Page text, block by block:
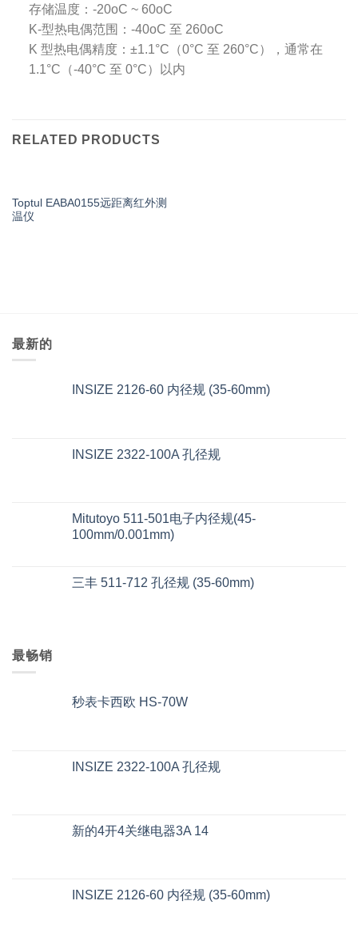
存储温度：-20oC ~ 60oC
K-型热电偶范围：-40oC 至 260oC
K 型热电偶精度：±1.1°C（0°C 至 260°C），通常在
1.1°C（-40°C 至 0°C）以内
RELATED PRODUCTS
Toptul EABA0155远距离红外测
温仪
最新的
INSIZE 2126-60 内径规 (35-60mm)
INSIZE 2322-100A 孔径规
Mitutoyo 511-501电子内径规(45-
100mm/0.001mm)
三丰 511-712 孔径规 (35-60mm)
最畅销
秒表卡西欧 HS-70W
INSIZE 2322-100A 孔径规
新的4开4关继电器3A 14
INSIZE 2126-60 内径规 (35-60mm)